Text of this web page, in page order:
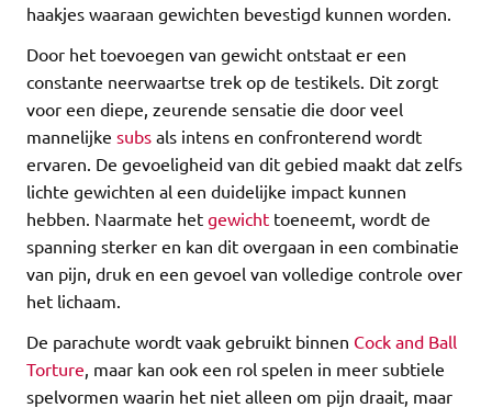
haakjes waaraan gewichten bevestigd kunnen worden.
Door het toevoegen van gewicht ontstaat er een
constante neerwaartse trek op de testikels. Dit zorgt
voor een diepe, zeurende sensatie die door veel
mannelijke subs als intens en confronterend wordt
ervaren. De gevoeligheid van dit gebied maakt dat zelfs
lichte gewichten al een duidelijke impact kunnen
hebben. Naarmate het gewicht toeneemt, wordt de
spanning sterker en kan dit overgaan in een combinatie
van pijn, druk en een gevoel van volledige controle over
het lichaam.
De parachute wordt vaak gebruikt binnen Cock and Ball
Torture , maar kan ook een rol spelen in meer subtiele
spelvormen waarin het niet alleen om pijn draait, maar